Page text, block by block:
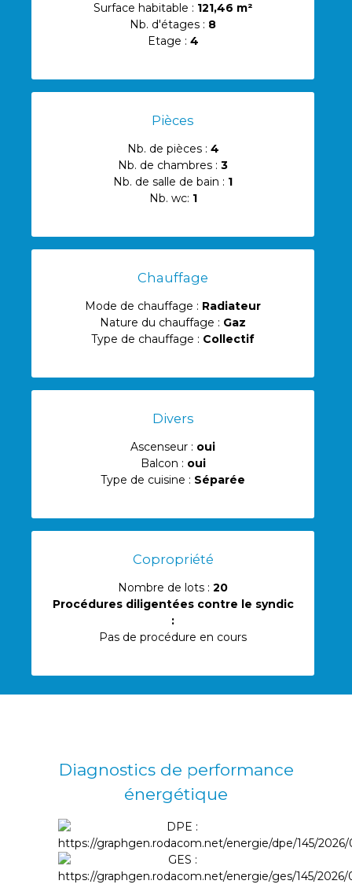
Surface habitable : 121,46 m²
Nb. d'étages : 8
Etage : 4
Pièces
Nb. de pièces : 4
Nb. de chambres : 3
Nb. de salle de bain : 1
Nb. wc: 1
Chauffage
Mode de chauffage : Radiateur
Nature du chauffage : Gaz
Type de chauffage : Collectif
Divers
Ascenseur : oui
Balcon : oui
Type de cuisine : Séparée
Copropriété
Nombre de lots : 20
Procédures diligentées contre le syndic
:
Pas de procédure en cours
Diagnostics de performance
énergétique